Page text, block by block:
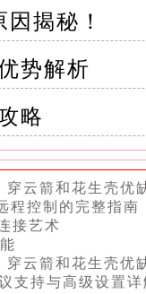
务器硬件或操
新技术或安全
误的方案 针
系
和管理人员的
揭秘！
势解析
略
云箭和花生壳优
程控制的完整指南
接艺术
云箭和花生壳优
支持与高级设置详